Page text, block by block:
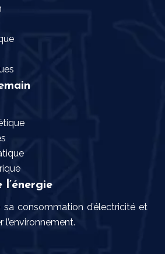
l’énergie
consommation d’électricité et